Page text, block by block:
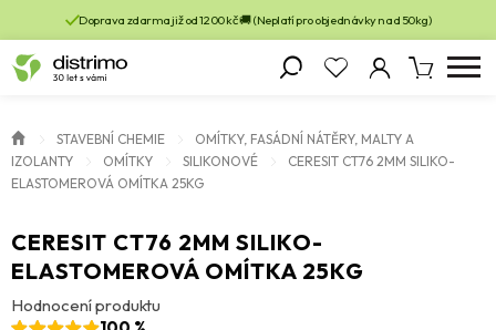
Doprava zdarma již od 1200 kč 🚚 (Neplatí pro objednávky nad 50kg)
STAVEBNÍ CHEMIE
OMÍTKY, FASÁDNÍ NÁTĚRY, MALTY A
IZOLANTY
OMÍTKY SILIKONOVÉ
CERESIT CT76 2MM SILIKO-
ELASTOMEROVÁ OMÍTKA 25KG
CERESIT CT76 2MM SILIKO-
ELASTOMEROVÁ OMÍTKA 25KG
Hodnocení produktu